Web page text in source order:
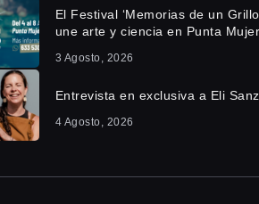
El Festival ‘Memorias de un
une arte y ciencia en Punta
3 Agosto, 2026
Entrevista en exclusiva a Eli Sanz
4 Agosto, 2026